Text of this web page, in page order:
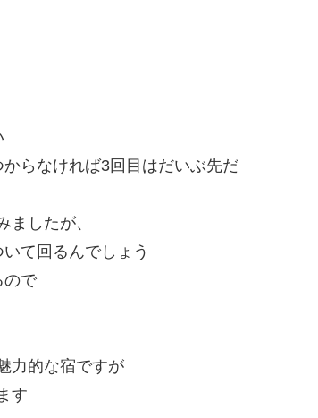
らなければ3回目はだいぶ先だ
ましたが、
て回るんでしょう
ので
力的な宿ですが
す